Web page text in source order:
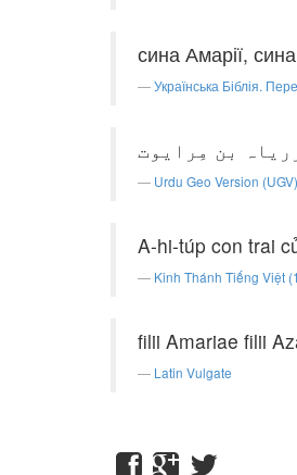
сина Амарії,
Українська Біблія.
بن مِرایوت
Urdu Geo Version (UGV)
A-hi-túp con trai
Kinh Thánh Tiếng Việt
filii Amariae filii
Latin Vulgate